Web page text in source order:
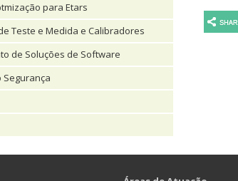
para Etars
Teste e Medida e Calibradores
de Soluções de Software